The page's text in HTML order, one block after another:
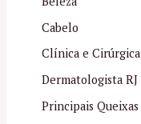
Cabelo
Clínica e Cirúrgica
Dermatologista RJ
Principais Queixas